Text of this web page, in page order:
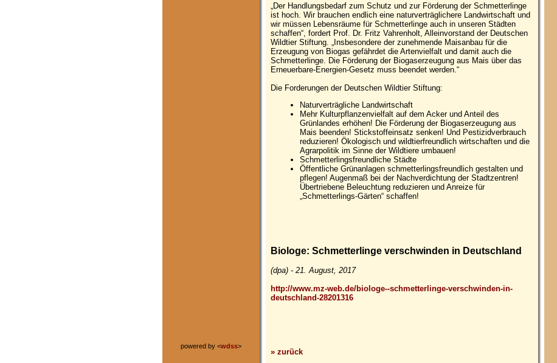
powered by <wdss>
„Der Handlungsbedarf zum Schutz und zur Förderung der Schmetterlinge
ist hoch. Wir brauchen endlich eine naturverträglichere Landwirtschaft und
wir müssen Lebensräume für Schmetterlinge auch in unseren Städten
schaffen“, fordert Prof. Dr. Fritz Vahrenholt, Alleinvorstand der Deutschen
Wildtier Stiftung. „Insbesondere der zunehmende Maisanbau für die
Erzeugung von Biogas gefährdet die Artenvielfalt und damit auch die
Schmetterlinge. Die Förderung der Biogaserzeugung aus Mais über das
Erneuerbare-Energien-Gesetz muss beendet werden.“
Die Forderungen der Deutschen Wildtier Stiftung:
Naturverträgliche Landwirtschaft
Mehr Kulturpflanzenvielfalt auf dem Acker und Anteil des
Grünlandes erhöhen! Die Förderung der Biogaserzeugung aus
Mais beenden! Stickstoffeinsatz senken! Und Pestizidverbrauch
reduzieren! Ökologisch und wildtierfreundlich wirtschaften und die
Agrarpolitik im Sinne der Wildtiere umbauen!
Schmetterlingsfreundliche Städte
Öffentliche Grünanlagen schmetterlingsfreundlich gestalten und
pflegen! Augenmaß bei der Nachverdichtung der Stadtzentren!
Übertriebene Beleuchtung reduzieren und Anreize für
„Schmetterlings-Gärten“ schaffen!
Biologe: Schmetterlinge verschwinden in Deutschland
(dpa) - 21. August, 2017
http://www.mz-web.de/biologe--schmetterlinge-verschwinden-in-
deutschland-28201316
» zurück